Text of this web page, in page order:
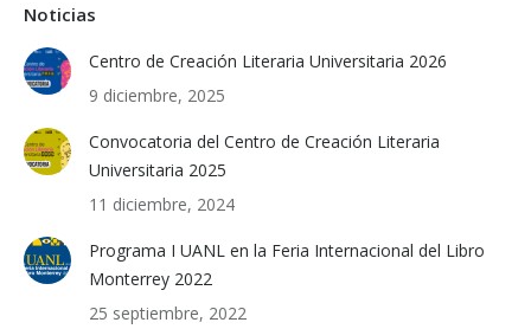
Noticias
Centro de Creación Literaria Universitaria 2026
9 diciembre, 2025
Convocatoria del Centro de Creación Literaria
Universitaria 2025
11 diciembre, 2024
Programa I UANL en la Feria Internacional del Libro
Monterrey 2022
25 septiembre, 2022